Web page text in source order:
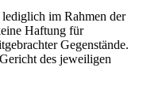
im Rahmen der
Haftung für
Gegenstände.
des jeweiligen